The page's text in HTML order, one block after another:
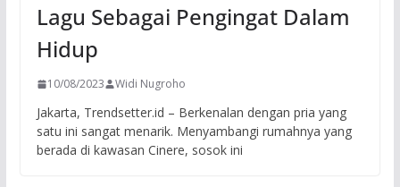
Lagu Sebagai Pengingat Dalam
Hidup
10/08/2023 Widi Nugroho
Jakarta, Trendsetter.id – Berkenalan dengan pria yang
satu ini sangat menarik. Menyambangi rumahnya yang
berada di kawasan Cinere, sosok ini